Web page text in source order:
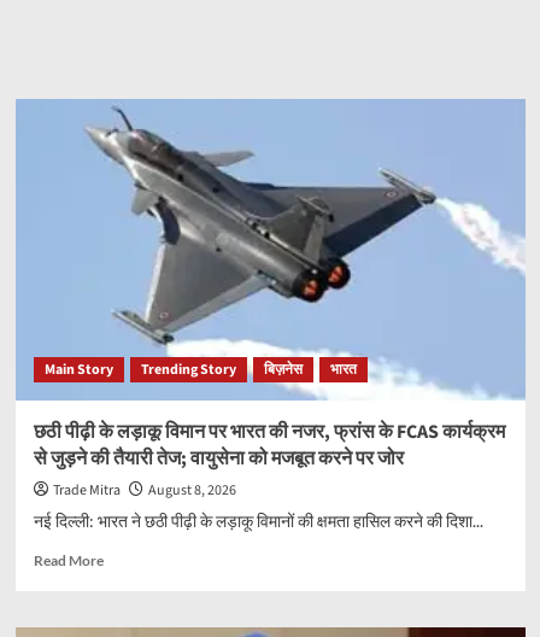
Main Story Trending Story बिज़नेस भारत
छठी पीढ़ी के लड़ाकू विमान पर भारत की नजर, फ्रांस के FCAS कार्यक्रम
से जुड़ने की तैयारी तेज; वायुसेना को मजबूत करने पर जोर
Trade Mitra
August 8, 2026
नई दिल्ली: भारत ने छठी पीढ़ी के लड़ाकू विमानों की क्षमता हासिल करने की दिशा...
Read MoreRead
छठी